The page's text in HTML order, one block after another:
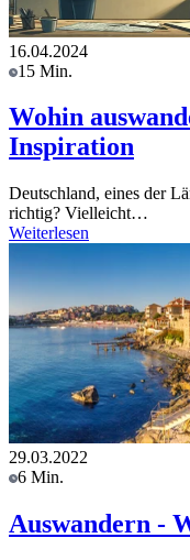
16.04.2024
15 Min.
Wohin
Inspiration
Deutschland, eines der
richtig? Vielleicht…
Weiterlesen
29.03.2022
6 Min.
Auswandern -